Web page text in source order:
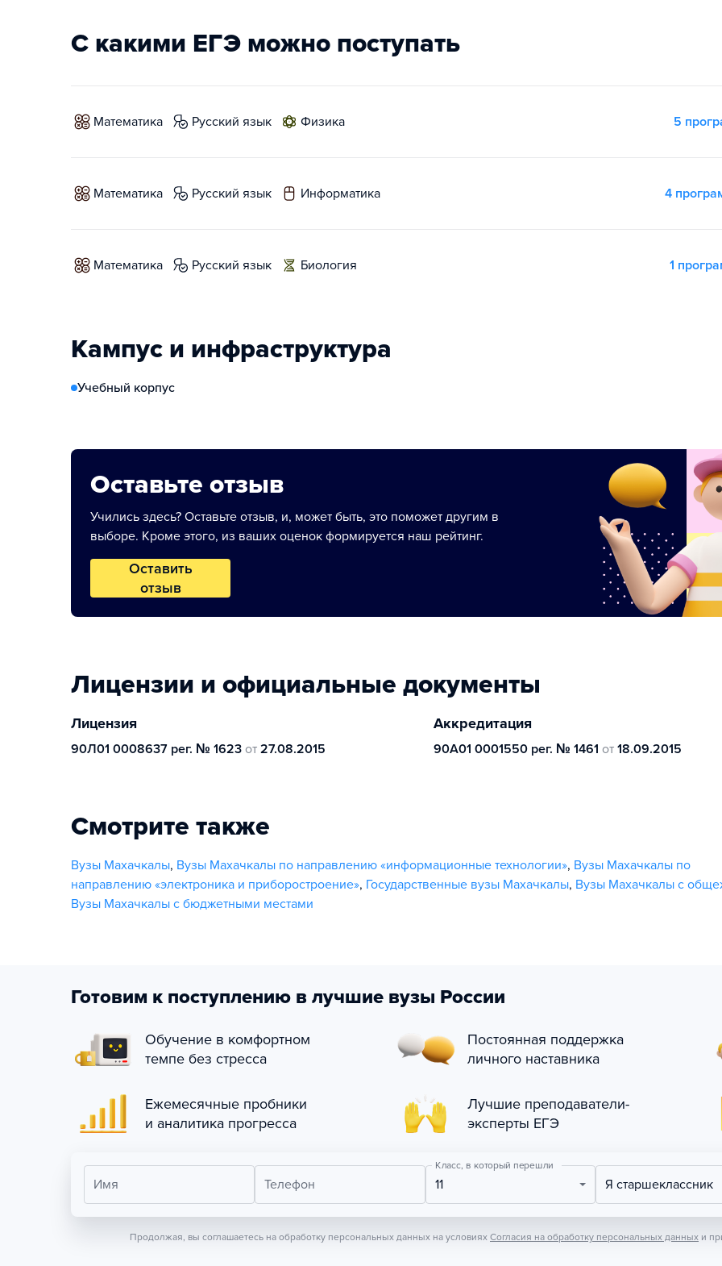
С какими ЕГЭ можно поступать
математика русский язык физика 5
математика русский язык информатика 4
математика русский язык биология 1
Кампус и инфраструктура
Учебный корпус
Оставьте отзыв
Учились здесь? Оставьте отзыв, и, может быть, это поможет другим в
выборе. Кроме этого, из ваших оценок формируется наш рейтинг.
Оставить
отзыв
Лицензии и официальные документы
Лицензия
90Л01 0008637 рег. № 1623 от 27.08.2015
Аккредитация
90А01 0001550 рег. № 1461 от 18.09.2015
Смотрите также
Вузы Махачкалы, Вузы Махачкалы по направлению «информационные технологии», Вузы Махачкалы по
направлению «электроника и приборостроение», Государственные вузы Махачкалы, Вузы Махачкалы с
Вузы Махачкалы с бюджетными местами
Готовим к поступлению в лучшие вузы России
Обучение в комфортном
темпе без стресса
Постоянная поддержка
личного наставника
Ежемесячные пробники
и аналитика прогресса
Лучшие преподаватели-
эксперты ЕГЭ
Имя Телефон
Класс, в который перешли
11 Я старшеклассник
Продолжая, вы соглашаетесь на обработку персональных данных на условиях Согласия на обработку персональных данных и